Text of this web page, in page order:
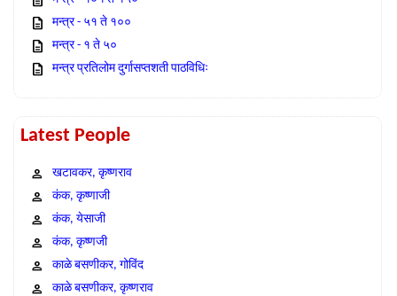
मन्त्र - ५१ ते १००
मन्त्र - १ ते ५०
मन्त्र प्रतिलोम दुर्गासप्तशती पाठविधिः
Latest People
खटावकर, कृष्णराव
कंक, कृष्णाजी
कंक, येसाजी
कंक, कृष्णजी
काळे बसणीकर, गोविंद
काळे बसणीकर, कृष्णराव